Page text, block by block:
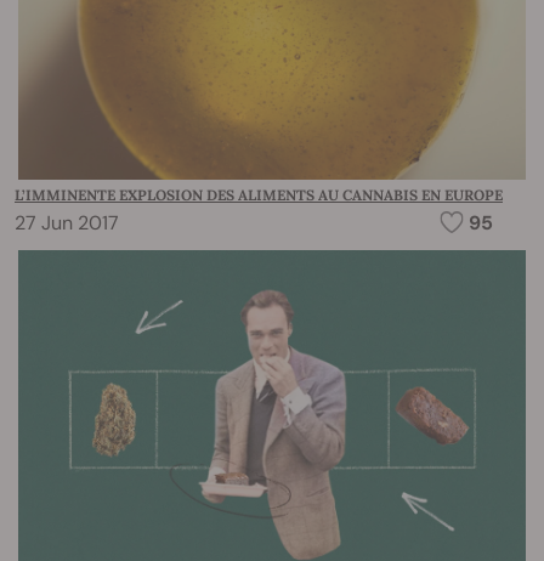
L’IMMINENTE EXPLOSION DES ALIMENTS AU CANNABIS EN EUROPE
27 Jun 2017 95